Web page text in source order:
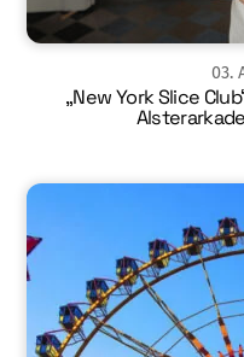
03.
„New York Slice